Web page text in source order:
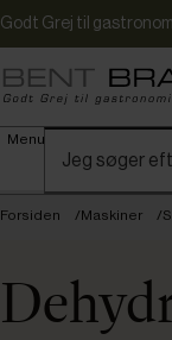
Godt Grej til
Menu
Forsiden Maskiner